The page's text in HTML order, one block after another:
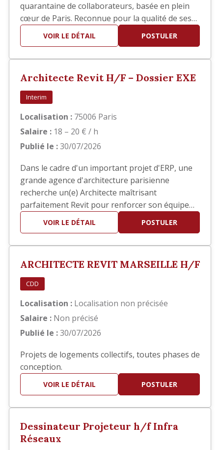
quarantaine de collaborateurs, basée en plein
cœur de Paris. Reconnue pour la qualité de ses
réalisations, elle développe des projets
d'architecture haut de gamme en France et à
Architecte confirmé(e) pour interv…
VOIR LE DÉTAIL POSTULER
Architecte Revit H/F – Dossier EXE
Interim
Localisation : 75006 Paris
Salaire : 18 – 20 € / h
Publié le :30/07/2026
Dans le cadre d'un important projet d'ERP, une
grande agence d'architecture parisienne
recherche un(e) Architecte maîtrisant
parfaitement Revit pour renforcer son équipe
en phase EXE. Vos missions Vous interviendrez
principalement sur la réalisation des documents
repérage. Production et mis…
VOIR LE DÉTAIL POSTULER
ARCHITECTE REVIT MARSEILLE H/F
CDD
Localisation : Localisation non précisée
Salaire : Non précisé
Publié le :30/07/2026
Projets de logements collectifs, toutes phases de
conception.
VOIR LE DÉTAIL POSTULER
Dessinateur Projeteur h/f Infra
Réseaux